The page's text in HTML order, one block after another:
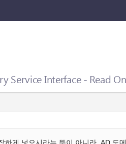
Service Interface - Read